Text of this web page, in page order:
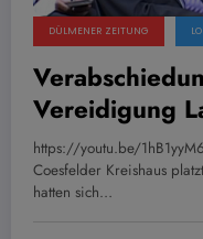
DÜLMENER ZEITUNG
Vereidigung
https://youtu.be/
Coesfelder Kreishaus
hatten sich…